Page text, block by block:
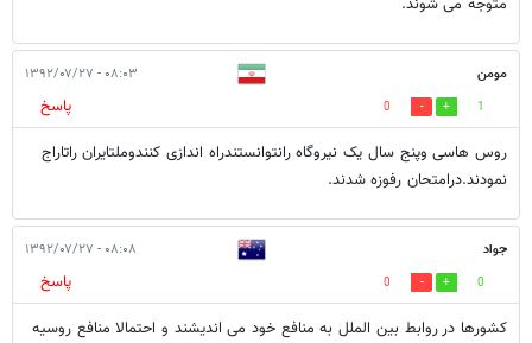
متوجه می شوند.
مومن ۰۸:۰۳ - ۱۳۹۲/۰۷/۲۷
1
0
پاسخ
روس هاسی وپنج سال یک نیروگاه رانتوانستندراه اندازی کنندوملتایران راتاراج
نمودند.درامتحان رفوزه شدند.
جواد ۰۸:۰۸ - ۱۳۹۲/۰۷/۲۷
0
0
پاسخ
کشورها در روابط بین الملل به منافع خود می اندیشند و احتمالا منافع روسیه